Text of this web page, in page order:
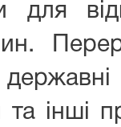
для
інші